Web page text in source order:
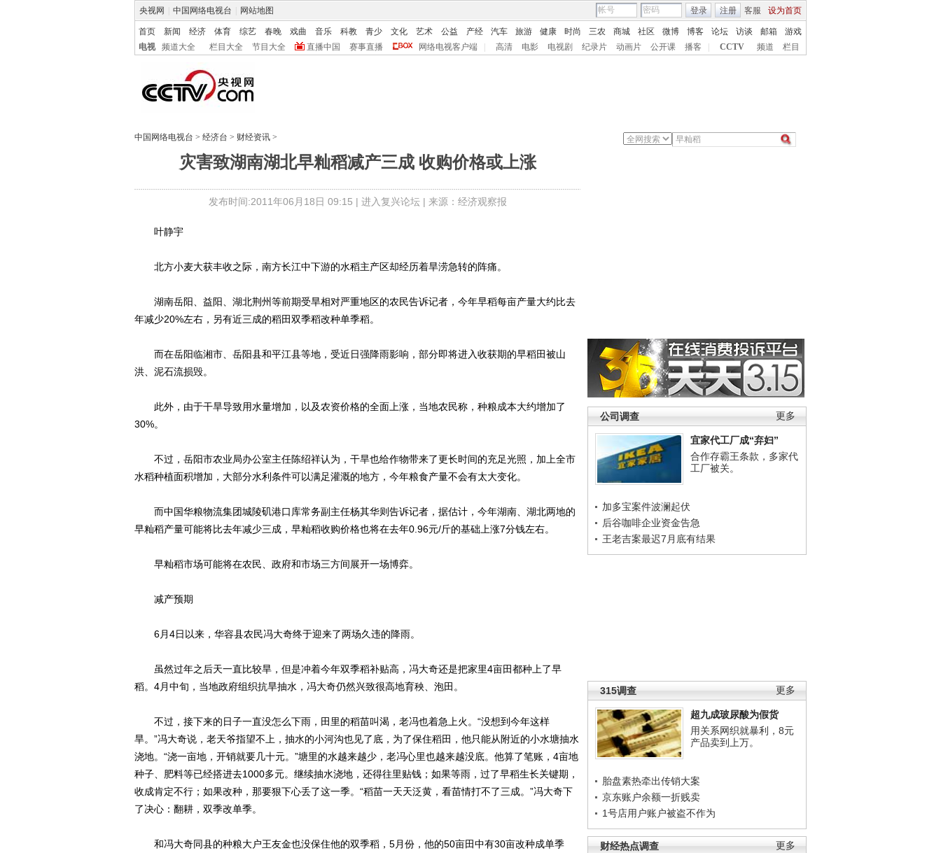
央视网 中国网络电视台 网站地图 客服 设为首页
登录 注册
首页 新闻 经济 体育 综艺 春晚 戏曲 音乐 科教 青少 文化 艺术 公益 产经 汽车 旅游 健康 时尚 三农 商城 社区 微博 博客 论坛 访谈 邮箱
游戏
电视
频道大全 栏目大全 节目大全 直播中国 赛事直播 网络电视客户端 高清 电影 电视剧 纪录片 动画片 公开课 播客 CCTV 频道 栏目
中国网络电视台 > 经济台 > 财经资讯 >
灾害致湖南湖北早籼稻减产三成 收购价格或上涨
发布时间:2011年06月18日 09:15 | 进入复兴论坛| 来源：经济观察报
更多
公司调查
宜家代工厂成“弃妇”
合作存霸王条款，多家代
工厂被关。
加多宝案件波澜起伏
后谷咖啡企业资金告急
王老吉案最迟7月底有结果
更多
315调查
超九成玻尿酸为假货
用关系网织就暴利，8元
产品卖到上万。
胎盘素热牵出传销大案
京东账户余额一折贱卖
1号店用户账户被盗不作为
更多
财经热点调查
叶静宇
北方小麦大获丰收之际，南方长江中下游的水稻主产区却经历着旱涝急转的阵痛。
湖南岳阳、益阳、湖北荆州等前期受旱相对严重地区的农民告诉记者，今年早稻每亩产量大约比去
年减少20%左右，另有近三成的稻田双季稻改种单季稻。
而在岳阳临湘市、岳阳县和平江县等地，受近日强降雨影响，部分即将进入收获期的早稻田被山
洪、泥石流损毁。
此外，由于干旱导致用水量增加，以及农资价格的全面上涨，当地农民称，种粮成本大约增加了
30%。
不过，岳阳市农业局办公室主任陈绍祥认为，干旱也给作物带来了更长时间的充足光照，加上全市
水稻种植面积增加，大部分水利条件可以满足灌溉的地方，今年粮食产量不会有太大变化。
而中国华粮物流集团城陵矶港口库常务副主任杨其华则告诉记者，据估计，今年湖南、湖北两地的
早籼稻产量可能将比去年减少三成，早籼稻收购价格也将在去年0.96元/斤的基础上涨7分钱左右。
早籼稻市场可能将在农民、政府和市场三方间展开一场博弈。
减产预期
6月4日以来，华容县农民冯大奇终于迎来了两场久违的降雨。
虽然过年之后天一直比较旱，但是冲着今年双季稻补贴高，冯大奇还是把家里4亩田都种上了早
稻。4月中旬，当地政府组织抗旱抽水，冯大奇仍然兴致很高地育秧、泡田。
不过，接下来的日子一直没怎么下雨，田里的稻苗叫渴，老冯也着急上火。“没想到今年这样
旱。”冯大奇说，老天爷指望不上，抽水的小河沟也见了底，为了保住稻田，他只能从附近的小水塘抽水
浇地。“浇一亩地，开销就要几十元。”塘里的水越来越少，老冯心里也越来越没底。他算了笔账，4亩地
种子、肥料等已经搭进去1000多元。继续抽水浇地，还得往里贴钱；如果等雨，过了早稻生长关键期，
收成肯定不行；如果改种，那要狠下心丢了这一季。“稻苗一天天泛黄，看苗情打不了三成。”冯大奇下
了决心：翻耕，双季改单季。
和冯大奇同县的种粮大户王友金也没保住他的双季稻，5月份，他的50亩田中有30亩改种成单季